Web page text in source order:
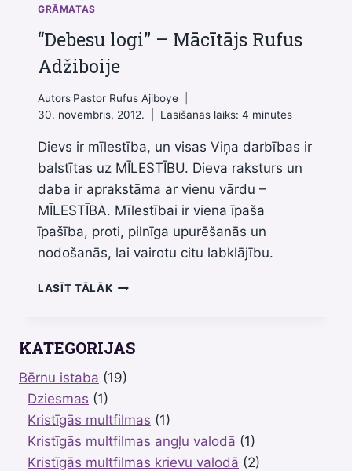
GAN
ARĪ
TĪRU
GRĀMATAS
“Debesu logi” – Mācītājs Rufus
Adžiboije
Autors Pastor Rufus Ajiboye
30. novembris, 2012.
Lasīšanas laiks: 4 minutes
Dievs ir mīlestība, un visas Viņa darbības ir
balstītas uz MĪLESTĪBU. Dieva raksturs un
daba ir aprakstāma ar vienu vārdu –
MĪLESTĪBA. Mīlestībai ir viena īpaša
īpašība, proti, pilnīga upurēšanās un
nodošanās, lai vairotu citu labklājību.
LASĪT TĀLĀK“DEBESU
RUFUS
KATEGORIJAS
Bērnu istaba (19)
Dziesmas (1)
Kristīgās multfilmas (1)
Kristīgās multfilmas angļu valodā (1)
Kristīgās multfilmas krievu valodā (2)